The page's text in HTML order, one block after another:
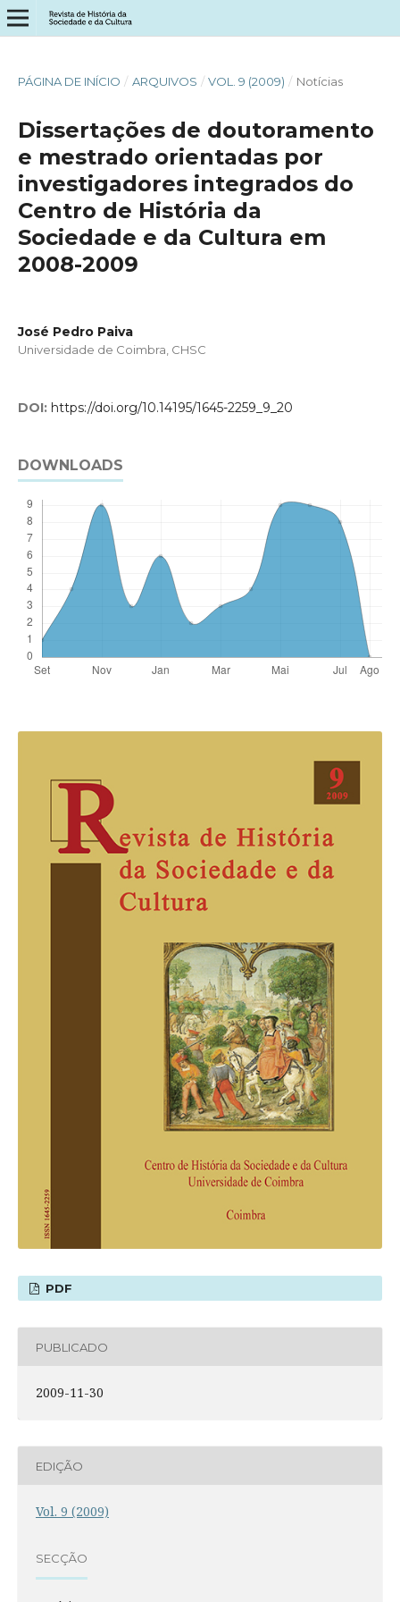
PÁGINA DE INÍCIO / ARQUIVOS / VOL. 9 (2009) / Notícias
Dissertações de doutoramento
e mestrado orientadas por
investigadores integrados do
Centro de História da
Sociedade e da Cultura em
2008-2009
José Pedro Paiva
Universidade de Coimbra, CHSC
DOI: https://doi.org/10.14195/1645-2259_9_20
DOWNLOADS
PDF
PUBLICADO
2009-11-30
EDIÇÃO
Vol. 9 (2009)
SECÇÃO